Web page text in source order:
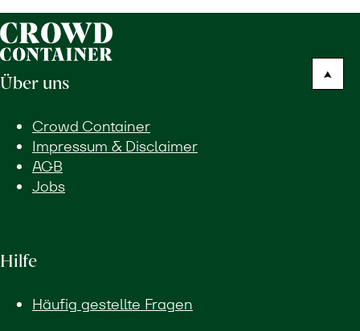
Über uns
Crowd Container
Impressum & Disclaimer
AGB
Jobs
Hilfe
Häufig gestellte Fragen